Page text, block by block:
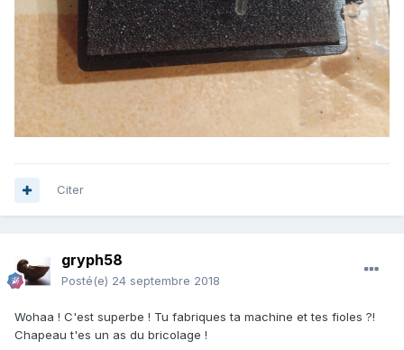
Citer
gryph58
Posté(e) 24 septembre 2018
Wohaa ! C'est superbe ! Tu fabriques ta machine et tes fioles ?!
Chapeau t'es un as du bricolage !